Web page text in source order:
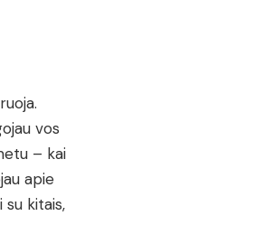
vos
– kai
apie
kitais,